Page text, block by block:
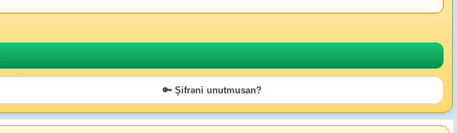
🔑 Şifrəni unutmusan?